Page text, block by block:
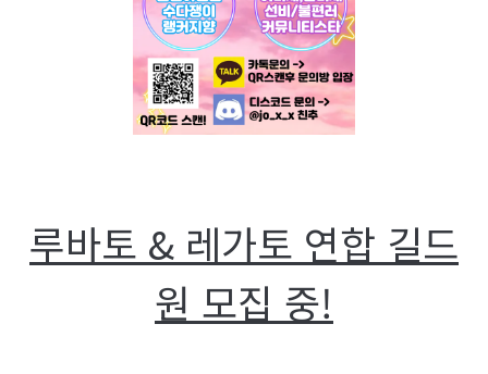
루바토 & 레가토 연합 길드
원 모집 중!